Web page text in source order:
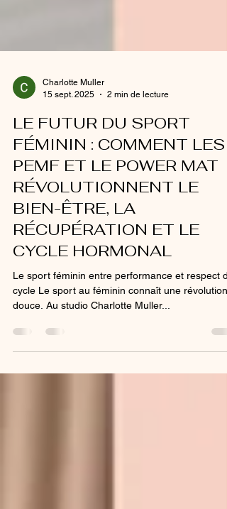
15 sept. 2025
2 min de lecture
LE FUTUR DU SPORT
FÉMININ : COMMENT LES
PEMF ET LE POWER MAT
RÉVOLUTIONNENT LE
BIEN-ÊTRE, LA
RÉCUPÉRATION ET LE
CYCLE HORMONAL
Le sport féminin entre performance et respect